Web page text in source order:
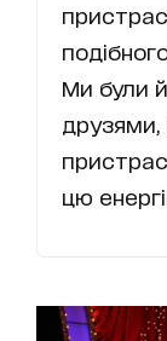
Ми були
друзями,
цю